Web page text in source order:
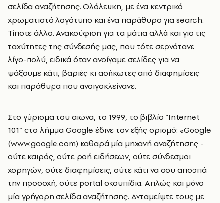
σελίδα αναζήτησης. Ολόλευκη, με ένα κεντρικό
χρωματιστό λογότυπο και ένα παράθυρο για search.
Τίποτε άλλο. Ανακούφιση για τα μάτια αλλά και για τις
ταχύτητες της σύνδεσής μας, που τότε σερνότανε
λίγο-πολύ, ειδικά όταν ανοίγαμε σελίδες για να
ψάξουμε κάτι, βαριές κι ασήκωτες από διαφημίσεις
και παράθυρα που ανοιγοκλείνανε.
Στο γύρισμα του αιώνα, το 1999, το βιβλίο “Internet
101” στο λήμμα Google έδινε τον εξής ορισμό: «Google
(www.google.com) καθαρά μία μηχανή αναζήτησης -
ούτε καιρός, ούτε ροή ειδήσεων, ούτε σύνδεσμοι
χορηγών, ούτε διαφημίσεις, ούτε κάτι να σου αποσπά
την προσοχή, ούτε portal σκουπίδια. Απλώς και μόνο
μία γρήγορη σελίδα αναζήτησης. Ανταμείψτε τους με